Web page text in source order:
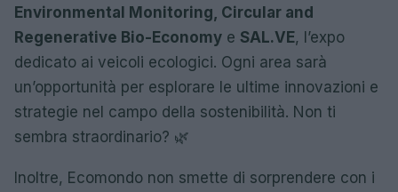
Environmental Monitoring, Circular and
Regenerative Bio-Economy e SAL.VE, l’expo
dedicato ai veicoli ecologici. Ogni area sarà
un’opportunità per esplorare le ultime innovazioni e
strategie nel campo della sostenibilità. Non ti
sembra straordinario? 🌿
Inoltre, Ecomondo non smette di sorprendere con i